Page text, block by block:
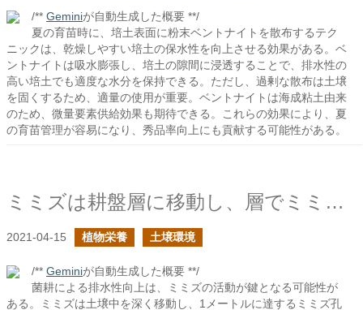
/** Geminiが自動生成した概要 **/
夏の育苗時に、培土表面に粉末ベントナイトを散布するテク
ニックは、乾燥しやすい培土の保水性を向上させる効果がある。ベ
ントナイトは吸水膨張し、培土の隙間に浸透することで、排水性の
高い培土でも適度な水分を保持できる。ただし、過剰な散布は土壌
を固くするため、適量の使用が重要。ベントナイトは海成粘土由来
のため、微量要素供給効果も期待できる。これらの効果により、夏
の育苗管理が容易になり、秀品率向上にも貢献する可能性がある。
ミミズは耕盤層に移動し、層でミミズ孔を形成するか？
2021-04-15 植物栄養 土壌環境
/** Geminiが自動生成した概要 **/
菌耕による排水性向上は、ミミズの活動が鍵となる可能性が
ある。ミミズは土壌中を深く移動し、1メートルに達するミミズ孔